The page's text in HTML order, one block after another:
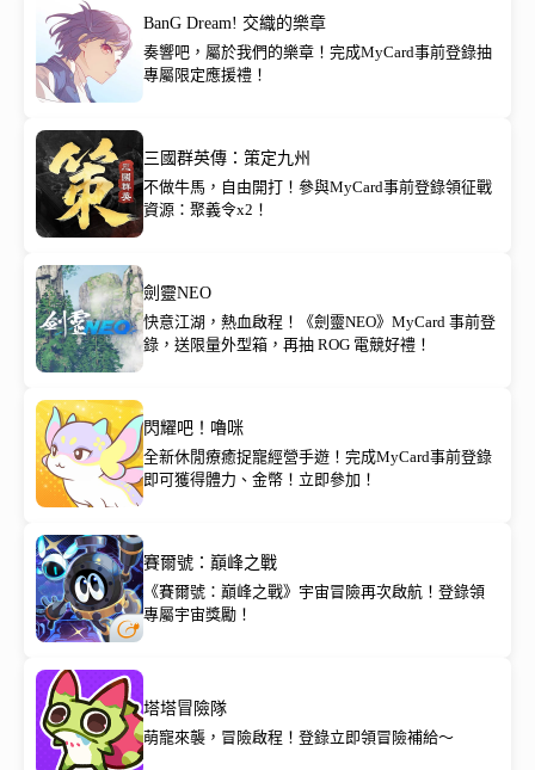
BanG Dream! 交織的樂章
奏響吧，屬於我們的樂章！完成MyCard事前登錄抽
專屬限定應援禮！
三國群英傳：策定九州
不做牛馬，自由開打！參與MyCard事前登錄領征戰
資源：聚義令x2！
劍靈NEO
快意江湖，熱血啟程！《劍靈NEO》MyCard 事前登
錄，送限量外型箱，再抽 ROG 電競好禮！
閃耀吧！嚕咪
全新休閒療癒捉寵經營手遊！完成MyCard事前登錄
即可獲得體力、金幣！立即參加！
賽爾號：巔峰之戰
《賽爾號：巔峰之戰》宇宙冒險再次啟航！登錄領
專屬宇宙獎勵！
塔塔冒險隊
萌寵來襲，冒險啟程！登錄立即領冒險補給～